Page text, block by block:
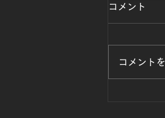
コメント
コメント